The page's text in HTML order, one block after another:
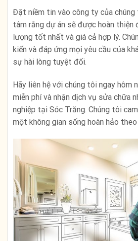
Đặt niềm tin vào công ty của chúng
tâm rằng dự án sẽ được hoàn thiện
lượng tốt nhất và giá cả hợp lý.
kiến và đáp ứng mọi yêu cầu của
sự hài lòng tuyệt đối.
Hãy liên hệ với chúng tôi ngay hôm
miễn phí và nhận dịch vụ sửa chữa
nghiệp tại Sóc Trăng. Chúng tôi
một không gian sống hoàn hảo